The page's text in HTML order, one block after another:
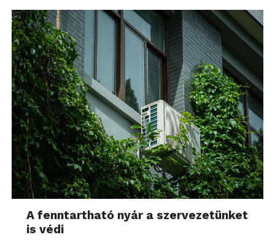
A fenntartható nyár a szervezetünket
is védi